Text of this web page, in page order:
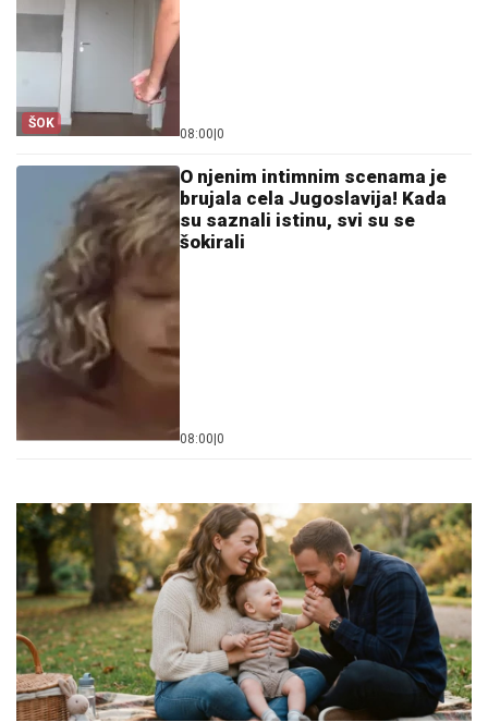
ŠOK
08:00|0
O njenim intimnim scenama je
brujala cela Jugoslavija! Kada
su saznali istinu, svi su se
šokirali
08:00|0